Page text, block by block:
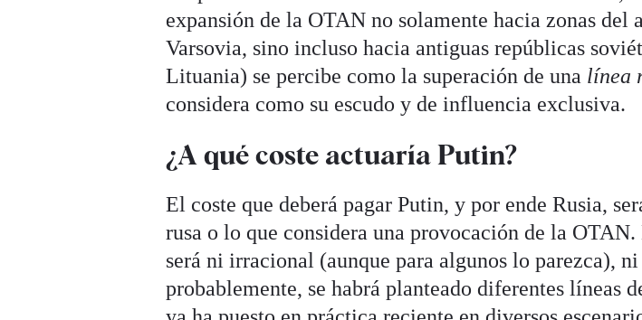
expansión de la OTAN no solamente hacia zonas del
Varsovia, sino incluso hacia antiguas repúblicas
Lituania) se percibe como la superación de una línea
considera como su escudo y de influencia exclusiva.
¿A qué coste actuaría Putin?
El coste que deberá pagar Putin, y por ende Rusia,
rusa o lo que considera una provocación de la OTAN.
será ni irracional (aunque para algunos lo parezca),
probablemente, se habrá planteado diferentes líneas